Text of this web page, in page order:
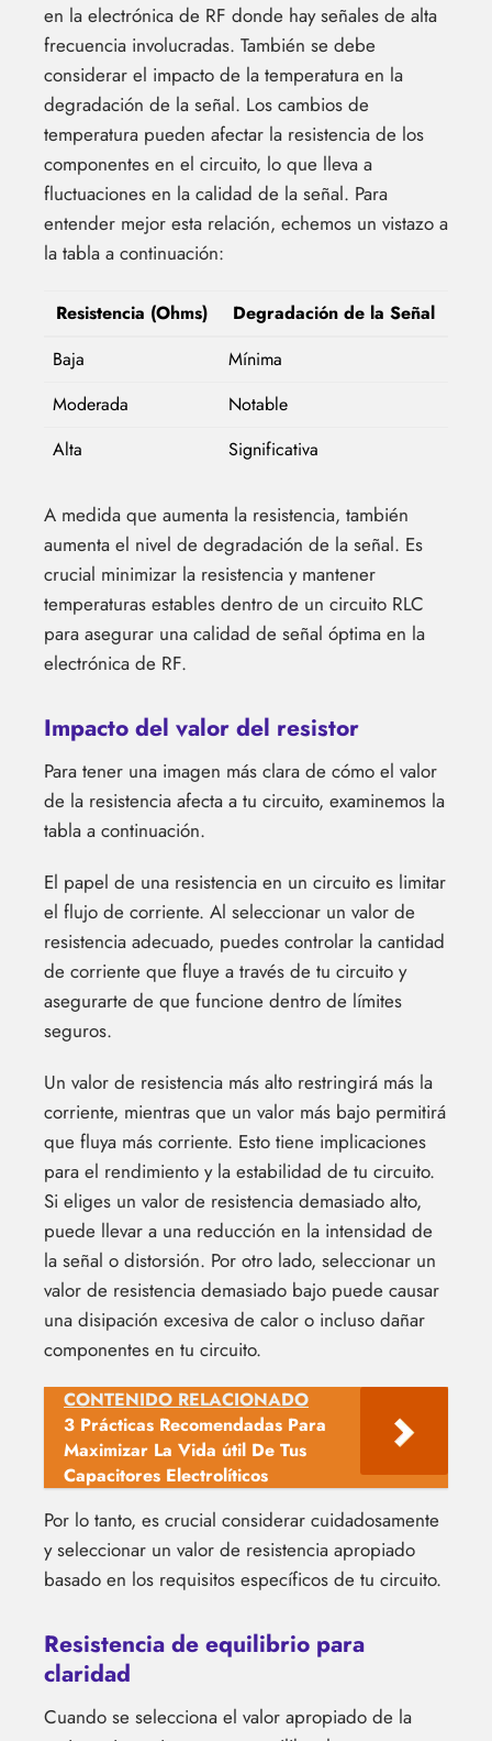
en la electrónica de RF donde hay señales de alta
frecuencia involucradas. También se debe
considerar el impacto de la temperatura en la
degradación de la señal. Los cambios de
temperatura pueden afectar la resistencia de los
componentes en el circuito, lo que lleva a
fluctuaciones en la calidad de la señal. Para
entender mejor esta relación, echemos un vistazo a
la tabla a continuación:
Resistencia (Ohms)
Degradación de la Señal
Baja
Mínima
Moderada
Notable
Alta
Significativa
A medida que aumenta la resistencia, también
aumenta el nivel de degradación de la señal. Es
crucial minimizar la resistencia y mantener
temperaturas estables dentro de un circuito RLC
para asegurar una calidad de señal óptima en la
electrónica de RF.
Impacto del valor del resistor
Para tener una imagen más clara de cómo el valor
de la resistencia afecta a tu circuito, examinemos la
tabla a continuación.
El papel de una resistencia en un circuito es limitar
el flujo de corriente. Al seleccionar un valor de
resistencia adecuado, puedes controlar la cantidad
de corriente que fluye a través de tu circuito y
asegurarte de que funcione dentro de límites
seguros.
Un valor de resistencia más alto restringirá más la
corriente, mientras que un valor más bajo permitirá
que fluya más corriente. Esto tiene implicaciones
para el rendimiento y la estabilidad de tu circuito.
Si eliges un valor de resistencia demasiado alto,
puede llevar a una reducción en la intensidad de
la señal o distorsión. Por otro lado, seleccionar un
valor de resistencia demasiado bajo puede causar
una disipación excesiva de calor o incluso dañar
componentes en tu circuito.
CONTENIDO RELACIONADO
3 Prácticas Recomendadas Para
Maximizar La Vida útil De Tus
Capacitores Electrolíticos
Por lo tanto, es crucial considerar cuidadosamente
y seleccionar un valor de resistencia apropiado
basado en los requisitos específicos de tu circuito.
Resistencia de equilibrio para
claridad
Cuando se selecciona el valor apropiado de la